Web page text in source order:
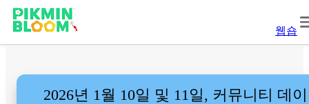
웹숍
2026년 1월 10일 및 11일, 커뮤니티 데이